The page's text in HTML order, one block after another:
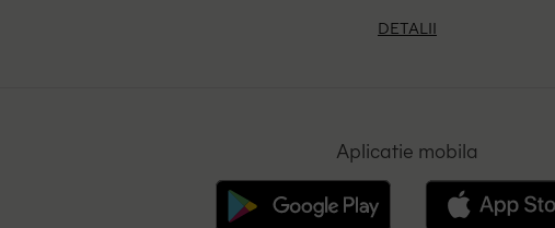
DETALII
Aplicatie mobila